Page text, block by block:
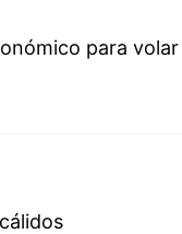
para volar